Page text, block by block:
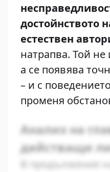
достойнството
естествен
натрапва. Той не
а се появява
– и с
променя
Анализ на
действащи
В продължение